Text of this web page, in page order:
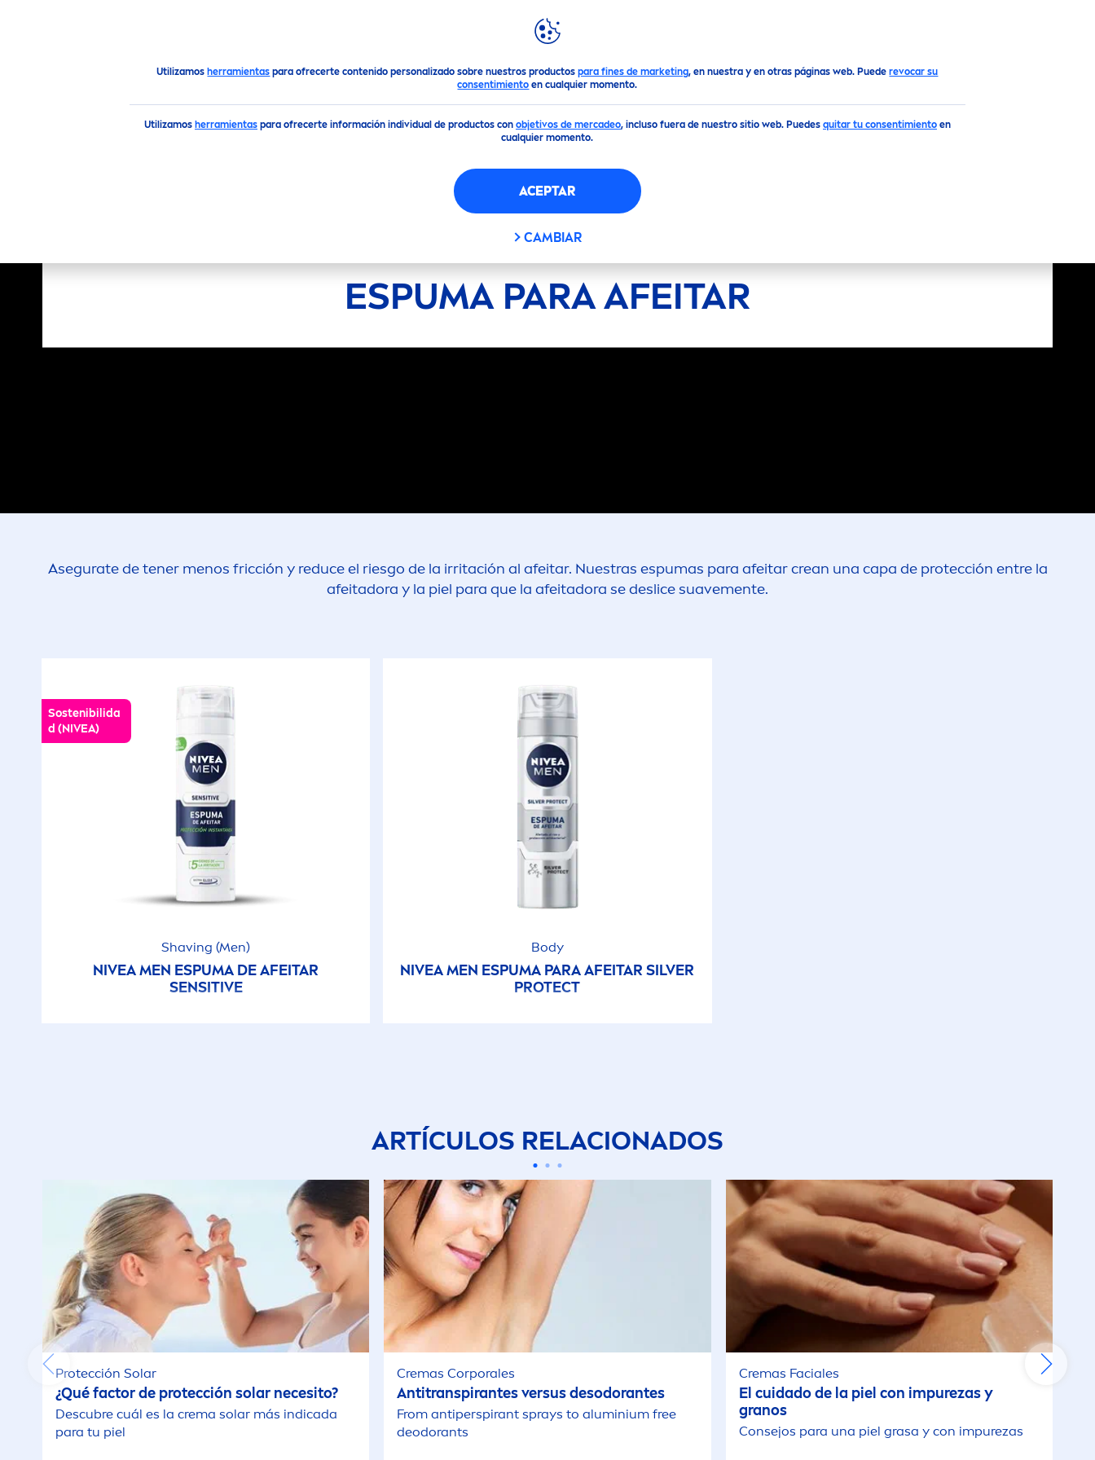
Utilizamos herramientas para ofrecerte contenido personalizado sobre nuestros productospara fines de marketing, en nuestra y en otras páginas web. Puederevocar su
consentimiento en cualquier momento.
Utilizamos herramientaspara ofrecerte información individual de productos con objetivos de mercadeo, incluso fuera de nuestro sitio web. Puedes quitar tu consentimientoen
cualquier momento.
ACEPTAR
CAMBIAR
MUNDONIVEA
Hombre Afeitado Espuma para Afeitar
ESPUMA PARA AFEITAR
Asegurate de tener menos fricción y reduce el riesgo de la irritación al afeitar. Nuestras espumas para afeitar crean una capa de protección entre la
afeitadora y la piel para que la afeitadora se deslice suavemente.
Sostenibilida
d (NIVEA)
Shaving (Men)
NIVEAMEN ESPUMA DE AFEITAR
SENSITIVE
Body
NIVEA MEN ESPUMA PARA AFEITAR SILVER
PROTECT
ARTÍCULOS RELACIONADOS
Protección Solar
¿Qué factor de protección solar necesito?
Descubre cuál es la crema solar más indicada
para tu piel
Cremas Corporales
Antitranspirantes versus desodorantes
From antiperspirant sprays to aluminium free
deodorants
Cremas Faciales
El cuidado de la piel con impurezas y
granos
Consejos para una piel grasa y con impurezas